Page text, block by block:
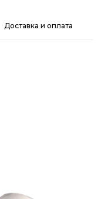
Доставка и оплата